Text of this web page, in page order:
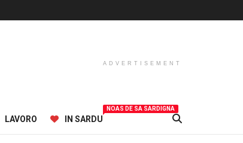
ADVERTISEMENT
LAVORO IN SARDU
NOAS DE SA SARDIGNA